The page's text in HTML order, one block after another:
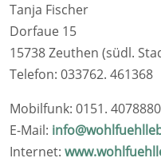
Tanja Fischer
Dorfaue 15
15738 Zeuthen (südl.
Telefon: 033762. 461368
Mobilfunk: 0151.
E-Mail:
Internet: